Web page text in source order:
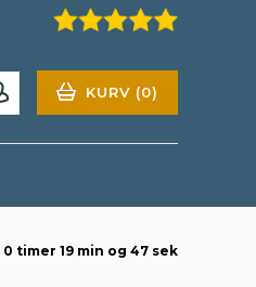
KURV (0)
0 timer 19 min og 46 sek